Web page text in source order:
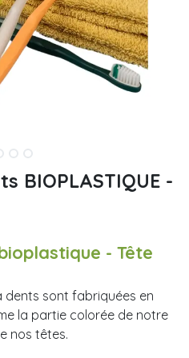
BIOPLASTIQUE -
- Tête
dents sont fabriquées en
la partie colorée de notre
nos têtes.